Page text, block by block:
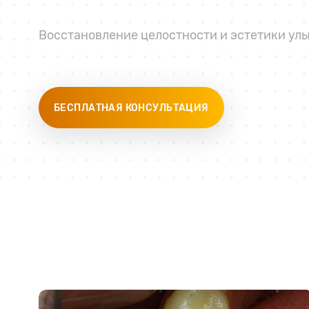
Восстановление целостности и эстетики
БЕСПЛАТНАЯ КОНСУЛЬТАЦИЯ